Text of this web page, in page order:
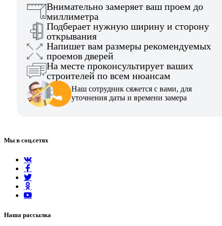
Внимательно замеряет ваш проем до
миллиметра
Подберает нужную ширину и сторону
открывания
Напишет вам размеры рекомендуемых
проемов дверей
На месте проконсультирует ваших
строителей по всем нюансам
Наш сотрудник сяжется с вами, для
уточнения даты и времени замера
Мы в соц.сетях
Наша рассылка